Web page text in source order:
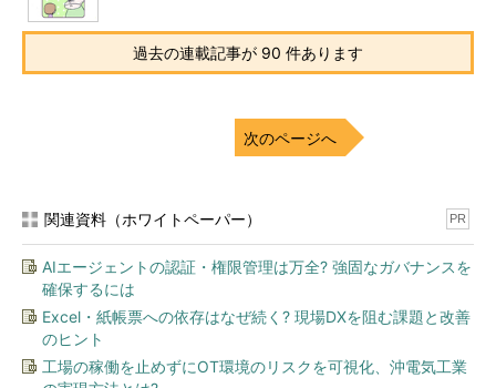
過去の連載記事が 90 件あります
次のページへ
関連資料（ホワイトペーパー） PR
AIエージェントの認証・権限管理は万全? 強固なガバナンスを
確保するには
Excel・紙帳票への依存はなぜ続く? 現場DXを阻む課題と改善
のヒント
工場の稼働を止めずにOT環境のリスクを可視化、沖電気工業